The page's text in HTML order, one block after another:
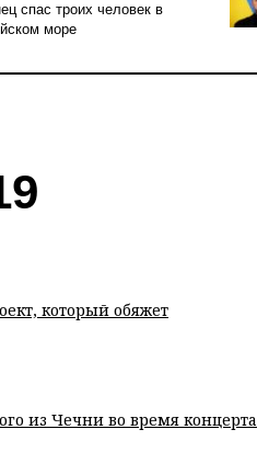
спас троих человек в
море
который обяжет
из Чечни во время концерта